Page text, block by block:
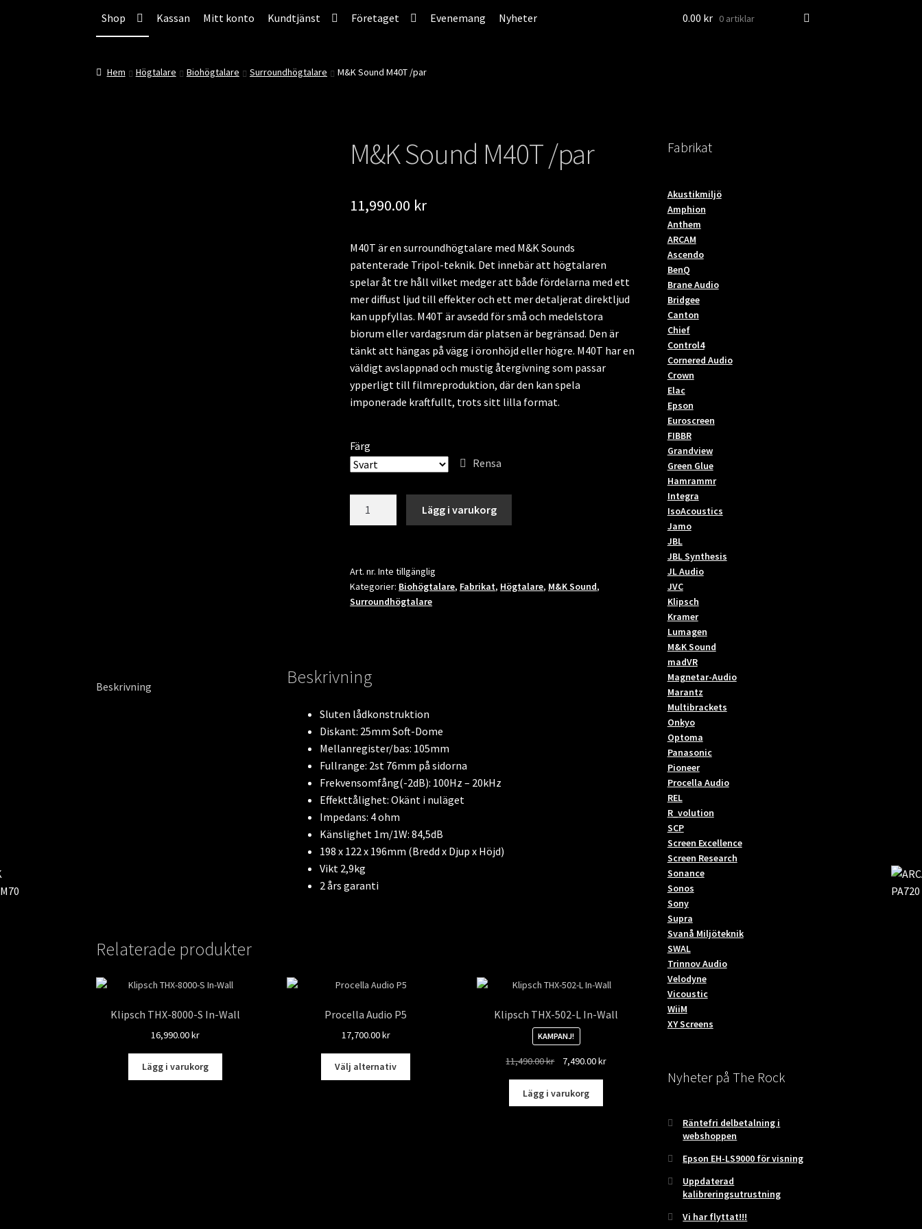
till
till
Shop Kassan Mitt konto Kundtjänst Företaget Evenemang Nyheter 0.00 kr 0 artiklar
Hem Högtalare Biohögtalare Surroundhögtalare M&K Sound M40T /par
M&K Sound M40T /par
11,990.00 kr
M40T är en surroundhögtalare med M&K Sounds
patenterade Tripol-teknik. Det innebär att högtalaren
spelar åt tre håll vilket medger att både fördelarna med ett
mer diffust ljud till effekter och ett mer detaljerat direktljud
kan uppfyllas. M40T är avsedd för små och medelstora
biorum eller vardagsrum där platsen är begränsad. Den är
tänkt att hängas på vägg i öronhöjd eller högre. M40T har en
väldigt avslappnad och mustig återgivning som passar
ypperligt till filmreproduktion, där den kan spela
imponerade kraftfullt, trots sitt lilla format.
Färg
Rensa
mängd
Lägg i varukorg
Art. nr.Inte tillgänglig
Kategorier: Biohögtalare, Fabrikat, Högtalare, M&K Sound,
Surroundhögtalare
Beskrivning Beskrivning
Sluten lådkonstruktion
Diskant: 25mm Soft-Dome
Mellanregister/bas: 105mm
Fullrange: 2st 76mm på sidorna
Frekvensomfång(-2dB): 100Hz – 20kHz
Effekttålighet: Okänt i nuläget
Impedans: 4 ohm
Känslighet 1m/1W: 84,5dB
198 x 122 x 196mm (Bredd x Djup x Höjd)
Vikt 2,9kg
2 års garanti
Relaterade produkter
Klipsch THX-8000-S In-Wall
16,990.00kr
Lägg i varukorg
Procella Audio P5
17,700.00kr
Välj alternativ
Klipsch THX-502-L In-Wall
KAMPANJ!
11,490.00kr
Det
priset
var:
7,490.00krDet
Lägg i varukorg
Fabrikat
Akustikmiljö
Amphion
Anthem
ARCAM
Ascendo
BenQ
Brane Audio
Bridgee
Canton
Chief
Control4
Cornered Audio
Crown
Elac
Epson
Euroscreen
FIBBR
Grandview
Green Glue
Hamrammr
Integra
IsoAcoustics
Jamo
JBL
JBL Synthesis
JL Audio
JVC
Klipsch
Kramer
Lumagen
M&K Sound
madVR
Magnetar-Audio
Marantz
Multibrackets
Onkyo
Optoma
Panasonic
Pioneer
Procella Audio
REL
R_volution
SCP
Screen Excellence
Screen Research
Sonance
Sonos
Sony
Supra
Svanå Miljöteknik
SWAL
Trinnov Audio
Velodyne
Vicoustic
WiiM
XY Screens
Nyheter på The Rock
Räntefri delbetalning i
webshoppen
Epson EH-LS9000 för visning
Uppdaterad
kalibreringsutrustning
Vi har flyttat!!!